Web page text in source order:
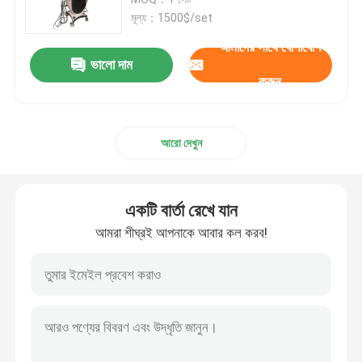
SHR ডায়োড লেজারের চুল অপসারণ
মূল্য：1500$/set
ভালো দাম
আমাদের সাথে যোগাযোগ
করুন
আরো দেখুন
একটি বার্তা রেখে যান
আমরা শীঘ্রই আপনাকে আবার কল করব!